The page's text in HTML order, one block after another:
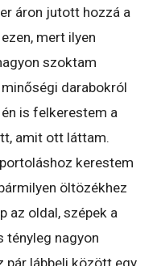
áron jutott hozzá a
mert ilyen
szoktam
darabokról
is felkerestem a
amit ott láttam.
kerestem
öltözékhez
az oldal, szépek a
nagyon